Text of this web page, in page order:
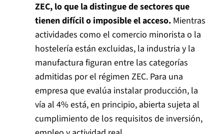
ZEC, lo que la distingue de sectores que
tienen difícil o imposible el acceso. Mientras
actividades como el comercio minorista o la
hostelería están excluidas, la industria y la
manufactura figuran entre las categorías
admitidas por el régimen ZEC. Para una
empresa que evalúa instalar producción, la
vía al 4% está, en principio, abierta sujeta al
cumplimiento de los requisitos de inversión,